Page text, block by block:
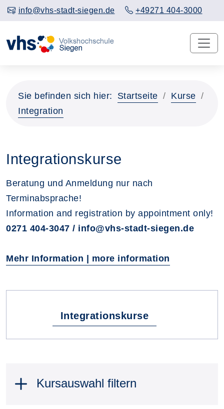
info@vhs-stadt-siegen.de +49271 404-3000
Sie befinden sich hier: Startseite
Kurse
Integration
Integrationskurse
Beratung und Anmeldung nur nach
Terminabsprache!
Information and registration by appointment only!
0271 404-3047 / info@vhs-stadt-siegen.de
Mehr Information | more information
Integrationskurse
Kursauswahl filtern